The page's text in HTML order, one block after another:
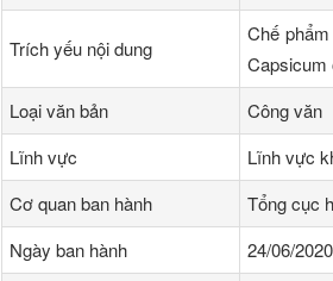
Trích yếu nội dung
Chế
Capsicum
Loại văn bản
Công văn
Lĩnh vực
Lĩnh vực
Cơ quan ban hành
Tổng cục
Ngày ban hành
24/06/2020